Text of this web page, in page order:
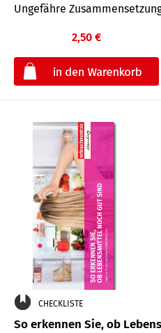
Ungefähre
2,50 €
CHECKLISTE
So erkennen Sie, ob